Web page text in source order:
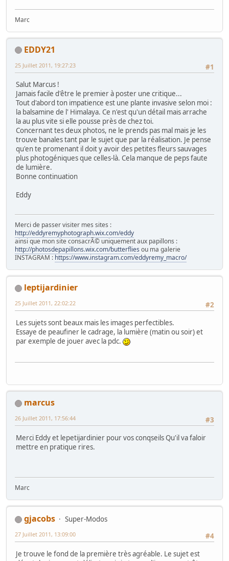
Marc
EDDY21
#1
25 Juillet 2011, 19:27:23
Salut Marcus !
Jamais facile d'être le premier à poster une critique...
Tout d'abord ton impatience est une plante invasive selon moi :
la balsamine de l' Himalaya. Ce n'est qu'un détail mais arrache
la au plus vite si elle pousse près de chez toi.
Concernant tes deux photos, ne le prends pas mal mais je les
trouve banales tant par le sujet que par la réalisation. Je pense
qu'en te promenant il doit y avoir des petites fleurs sauvages
plus photogéniques que celles-là. Cela manque de peps faute
de lumière.
Bonne continuation
Eddy
Merci de passer visiter mes sites :
http://eddyremyphotograph.wix.com/eddy
ainsi que mon site consacrÃ© uniquement aux papillons :
http://photosdepapillons.wix.com/butterflies ou ma galerie
INSTAGRAM : https://www.instagram.com/eddyremy_macro/
leptijardinier
#2
25 Juillet 2011, 22:02:22
Les sujets sont beaux mais les images perfectibles.
Essaye de peaufiner le cadrage, la lumière (matin ou soir) et
par exemple de jouer avec la pdc.
marcus
#3
26 Juillet 2011, 17:56:44
Merci Eddy et lepetijardinier pour vos conqseils Qu'il va faloir
mettre en pratique rires.
Marc
gjacobs
Super-Modos
#4
27 Juillet 2011, 13:09:00
Je trouve le fond de la première très agréable. Le sujet est